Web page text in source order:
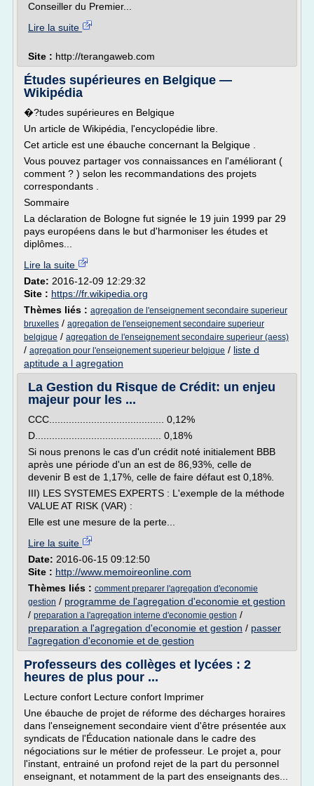
Conseiller du Premier...
Lire la suite
Site : http://terangaweb.com
Études supérieures en Belgique —
Wikipédia
�?tudes supérieures en Belgique
Un article de Wikipédia, l'encyclopédie libre.
Cet article est une ébauche concernant la Belgique .
Vous pouvez partager vos connaissances en l'améliorant (
comment ? ) selon les recommandations des projets
correspondants .
Sommaire
La déclaration de Bologne fut signée le 19 juin 1999 par 29
pays européens dans le but d'harmoniser les études et
diplômes...
Lire la suite
Date: 2016-12-09 12:29:32
Site : https://fr.wikipedia.org
Thèmes liés : agregation de l'enseignement secondaire superieur
bruxelles / agregation de l'enseignement secondaire superieur
belgique / agregation de l'enseignement secondaire superieur (aess)
/ agregation pour l'enseignement superieur belgique / liste d
aptitude a l agregation
La Gestion du Risque de Crédit: un enjeu
majeur pour les ...
CCC......................................... 0,12%
D............................................. 0,18%
Si nous prenons le cas d'un crédit noté initialement BBB
après une période d'un an est de 86,93%, celle de
devenir B est de 1,17%, celle de faire défaut est 0,18%.
III) LES SYSTEMES EXPERTS : L'exemple de la méthode
VALUE AT RISK (VAR) :
Elle est une mesure de la perte...
Lire la suite
Date: 2016-06-15 09:12:50
Site : http://www.memoireonline.com
Thèmes liés : comment preparer l'agregation d'economie
gestion / programme de l'agregation d'economie et gestion
/ preparation a l'agregation interne d'economie gestion /
preparation a l'agregation d'economie et gestion / passer
l'agregation d'economie et de gestion
Professeurs des collèges et lycées : 2
heures de plus pour ...
Lecture confort Lecture confort Imprimer
Une ébauche de projet de réforme des décharges horaires
dans l'enseignement secondaire vient d'être présentée aux
syndicats de l'Éducation nationale dans le cadre des
négociations sur le métier de professeur. Le projet a, pour
l'instant, entrainé un profond rejet de la part du personnel
enseignant, et notamment de la part des enseignants des...